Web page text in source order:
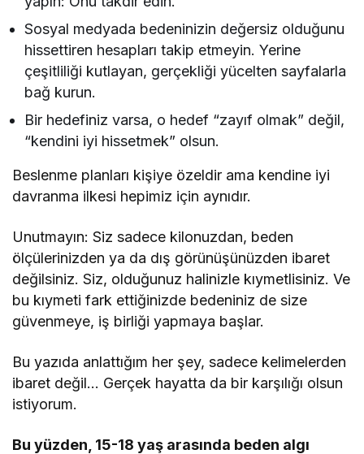
Sosyal medyada bedeninizin değersiz olduğunu
hissettiren hesapları takip etmeyin. Yerine
çeşitliliği kutlayan, gerçekliği yücelten sayfalarla
bağ kurun.
Bir hedefiniz varsa, o hedef “zayıf olmak” değil,
“kendini iyi hissetmek” olsun.
Beslenme planları kişiye özeldir ama kendine iyi
davranma ilkesi hepimiz için aynıdır.
Unutmayın: Siz sadece kilonuzdan, beden
ölçülerinizden ya da dış görünüşünüzden ibaret
değilsiniz. Siz, olduğunuz halinizle kıymetlisiniz. Ve
bu kıymeti fark ettiğinizde bedeniniz de size
güvenmeye, iş birliği yapmaya başlar.
Bu yazıda anlattığım her şey, sadece kelimelerden
ibaret değil… Gerçek hayatta da bir karşılığı olsun
istiyorum.
Bu yüzden, 15-18 yaş arasında beden algı